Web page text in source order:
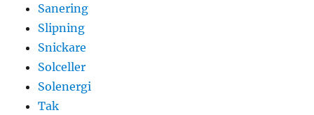
Sanering
Slipning
Snickare
Solceller
Solenergi
Tak